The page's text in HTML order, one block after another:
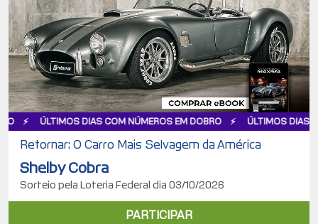
DIAS COM NÚMEROS EM DOBRO ÚLTIMOS DIAS COM
Retornar: O Carro Mais Selvagem da América
Shelby Cobra
Sorteio pela Loteria Federal dia 03/10/2026
PARTICIPAR